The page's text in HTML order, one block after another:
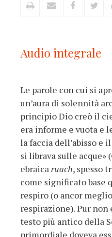
Audio integrale
Le parole con cui si
un’aura di solennità
principio Dio creò il
era informe e vuota e
la faccia dell’abisso e
si librava sulle acque»
ebraica ruach, spesso
come significato base
respiro (o ancor
respirazione). Pur non
testo più antico della
primordiale doveva